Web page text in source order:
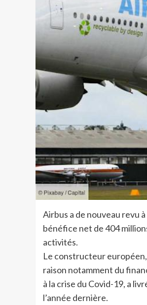
Airbus a de nouveau revu
bénéfice net de 404
activités.
Le constructeur
raison notamment du
à la crise du Covid-19, a
l’année dernière.